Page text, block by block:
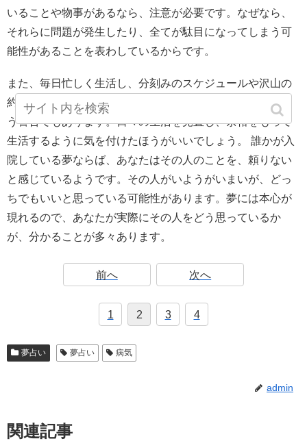
いることや物事があるなら、注意が必要です。なぜなら、
それらに問題が発生したり、全てが駄目になってしまう可
能性があることを表わしているからです。
また、毎日忙しく生活し、分刻みのスケジュールや沢山の
約束事をしているなら、あまり無理をしてはいけないとい
う警告でもあります。日々の生活を見直し、余裕をもって
生活するように気を付けたほうがいいでしょう。 誰かが入
院している夢ならば、あなたはその人のことを、頼りない
と感じているようです。その人がいようがいまいが、どっ
ちでもいいと思っている可能性があります。夢には本心が
現れるので、あなたが実際にその人をどう思っているか
が、分かることが多々あります。
前へ 次へ
1 2 3 4
夢占い 夢占い 病気
admin
関連記事